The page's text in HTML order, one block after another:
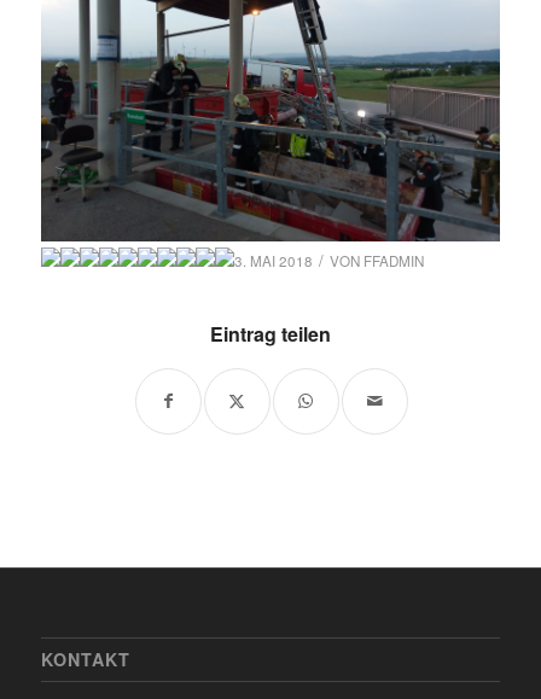
3. MAI 2018 / VON FFADMIN
Eintrag teilen
KONTAKT